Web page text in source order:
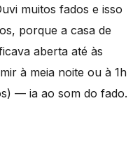
muitos fados e isso
porque a casa de
aberta até às
à meia noite ou à 1h
— ia ao som do fado.